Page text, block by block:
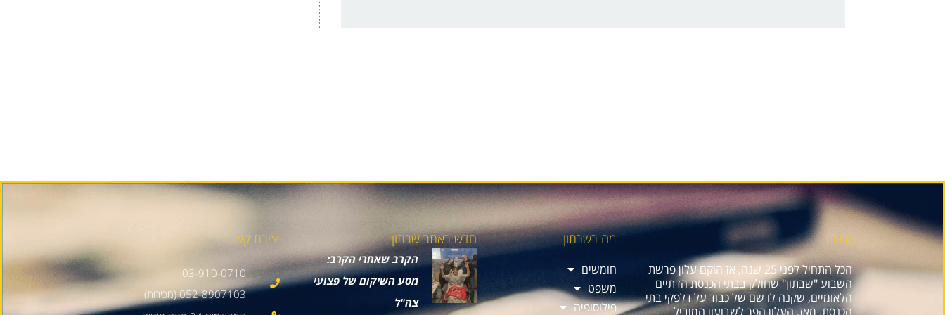
אודות
הכל התחיל לפני 25 שנה, אז הוקם עלון פרשת
השבוע "שבתון" שחולק בבתי הכנסת הדתיים
הלאומיים, שקנה לו שם של כבוד על דלפקי בתי
הכנסת. מאז, העלון הפך לשבועון המוביל
מה בשבתון
חומשים
משפט
פילוסופיה
חדש באתר שבתון
הקרב שאחרי הקרב:
מסע השיקום של פצועי
צה"ל
יצירת קשר
03-910-0710
052-8907103 (מכירות)